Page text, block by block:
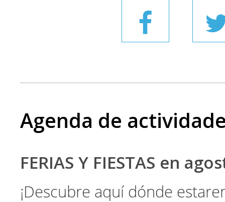
Agenda de
FERIAS Y FIESTAS en
¡Descubre aquí dónde